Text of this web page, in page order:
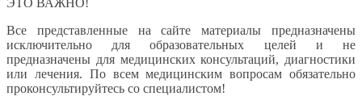
ЭТО ВАЖНО!
Все представленные на сайте материалы предназначены
исключительно для образовательных целей и не
предназначены для медицинских консультаций, диагностики
или лечения. По всем медицинским вопросам обязательно
проконсультируйтесь со специалистом!